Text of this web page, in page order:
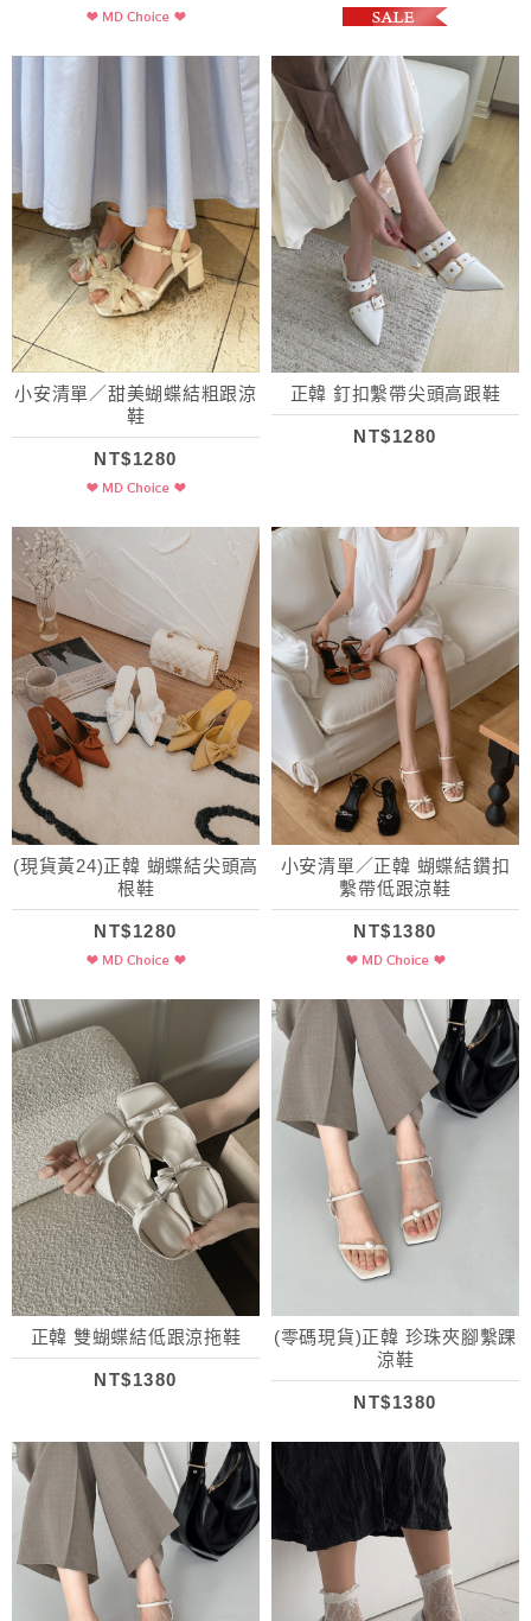
小安清單／甜美蝴蝶結粗跟涼
鞋
NT$1280
正韓 釘扣繫帶尖頭高跟鞋
NT$1280
(現貨黃24)正韓 蝴蝶結尖頭高
根鞋
NT$1280
小安清單／正韓 蝴蝶結鑽扣
繫帶低跟涼鞋
NT$1380
正韓 雙蝴蝶結低跟涼拖鞋
NT$1380
(零碼現貨)正韓 珍珠夾腳繫踝
涼鞋
NT$1380